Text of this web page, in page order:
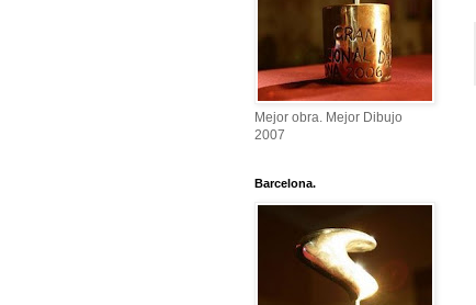
Mejor obra. Mejor Dibujo
2007
Barcelona.